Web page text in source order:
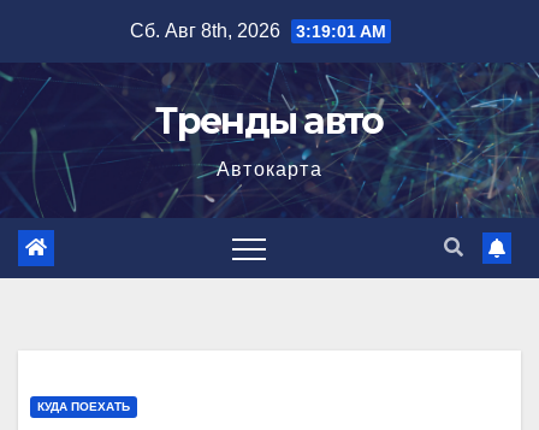
содержимому
Сб. Авг 8th, 2026 3:19:02 AM
Тренды авто
Автокарта
КУДА ПОЕХАТЬ